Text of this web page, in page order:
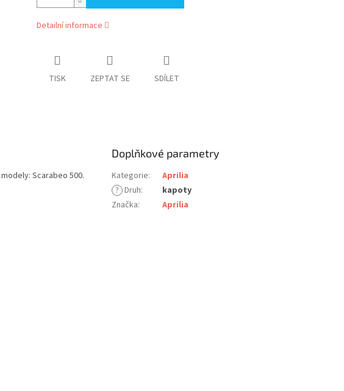
Detailní informace
TISK ZEPTAT SE SDÍLET
Scarabeo 500.
Doplňkové parametry
Kategorie:
Aprilia
? Druh:
kapoty
Značka: Aprilia